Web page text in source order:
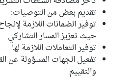
تقديم بعض من التوصيات:
توفير الضمانات اللازمة
حيث تعزيز المسار التشاركي
توفير التعاملات اللازمة لها
تفعيل الجهات المسؤولة عن
والتقييم